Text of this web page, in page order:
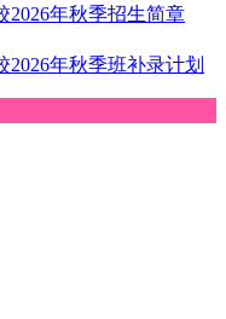
2026年秋季招生简章
年秋季班补录计划